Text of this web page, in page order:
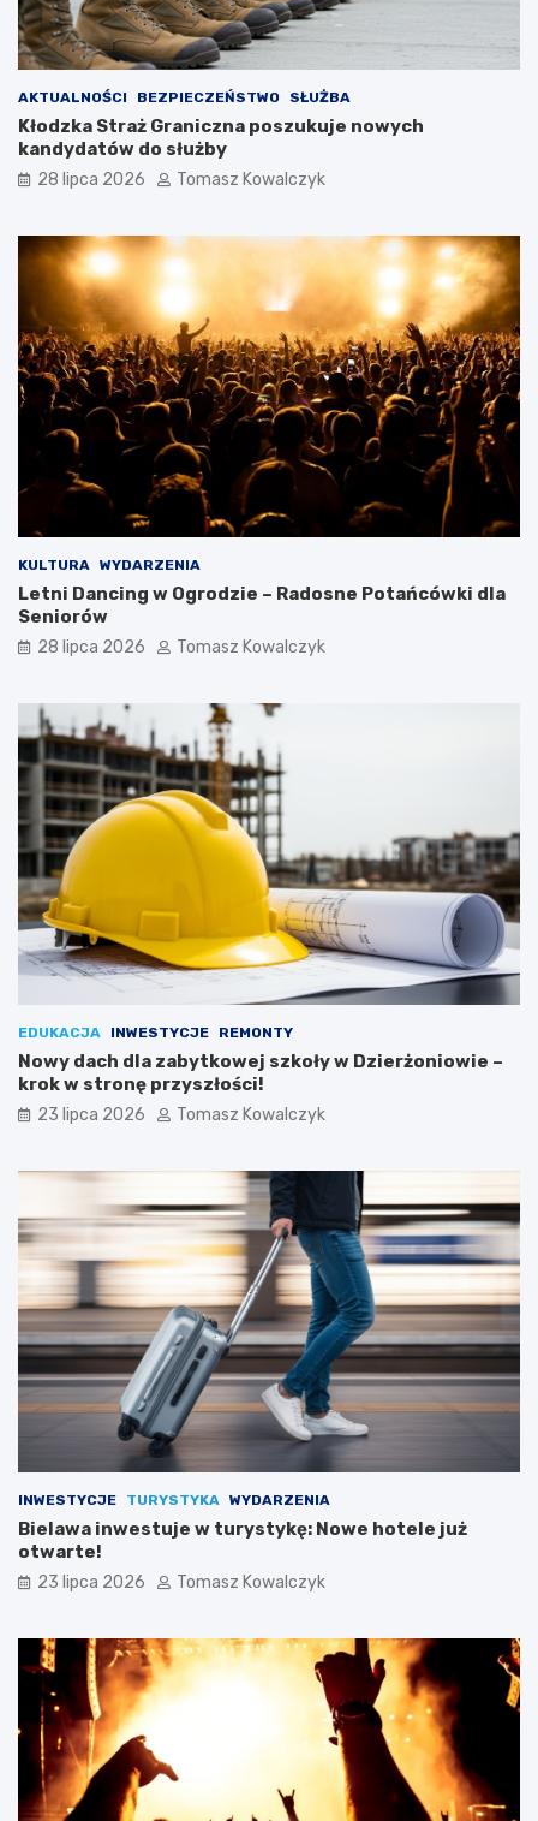
AKTUALNOŚCI BEZPIECZEŃSTWO SŁUŻBA
Kłodzka Straż Graniczna poszukuje nowych
kandydatów do służby
28 lipca 2026 Tomasz Kowalczyk
KULTURA WYDARZENIA
Letni Dancing w Ogrodzie – Radosne Potańcówki dla
Seniorów
28 lipca 2026 Tomasz Kowalczyk
EDUKACJA INWESTYCJE REMONTY
Nowy dach dla zabytkowej szkoły w Dzierżoniowie –
krok w stronę przyszłości!
23 lipca 2026 Tomasz Kowalczyk
INWESTYCJE TURYSTYKA WYDARZENIA
Bielawa inwestuje w turystykę: Nowe hotele już
otwarte!
23 lipca 2026 Tomasz Kowalczyk